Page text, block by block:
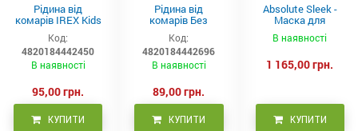
Рідина від
комарів IREX Kids
д/дітей (30 ночей),
20мл
Код:
4820184442450
В наявності
95,00 грн.
КУПИТИ
Рідина від
комарів Без
запаху IREX (30
ночей), 20мл
Код:
4820184442696
В наявності
89,00 грн.
КУПИТИ
Absolute Sleek -
Маска для
неслухняного
волосся 300 мл
В наявності
1 165,00 грн.
КУПИТИ